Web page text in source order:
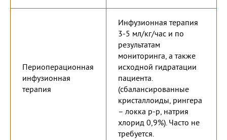
Периоперационная
инфузионная
терапия
Инфузионная терапия
3-5 мл/кг/час и по
результатам
мониторинга, а также
исходной гидратации
пациента.
(сбалансированные
кристаллоиды, рингера
– локка р-р, натрия
хлорид 0,9%). Часто не
требуется.